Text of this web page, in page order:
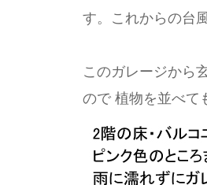
す。これからの台
このガレージから
ので 植物を並べて